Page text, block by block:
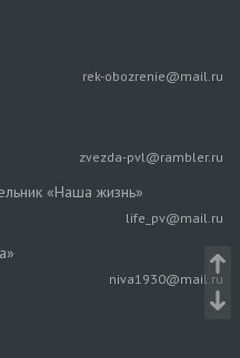
rek-obozrenie@mail.ru
zvezda-pvl@rambler.ru
«Наша жизнь»
life_pv@mail.ru
niva1930@mail.ru